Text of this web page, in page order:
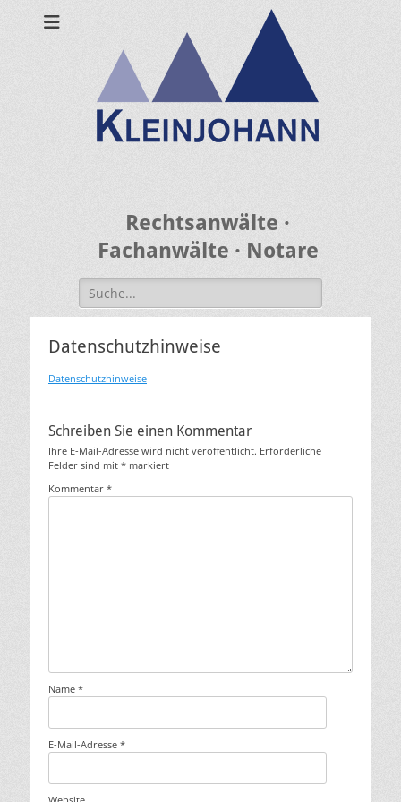
Rechtsanwälte ·
Fachanwälte · Notare
Search
for:
Datenschutzhinweise
Datenschutzhinweise
Schreiben Sie einen Kommentar
Ihre E-Mail-Adresse wird nicht veröffentlicht. Erforderliche
Felder sind mit * markiert
Kommentar *
Name *
E-Mail-Adresse *